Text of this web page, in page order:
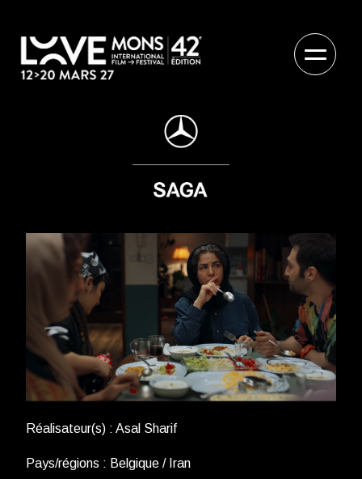
Réalisateur(s) : Asal Sharif
Pays/régions : Belgique / Iran